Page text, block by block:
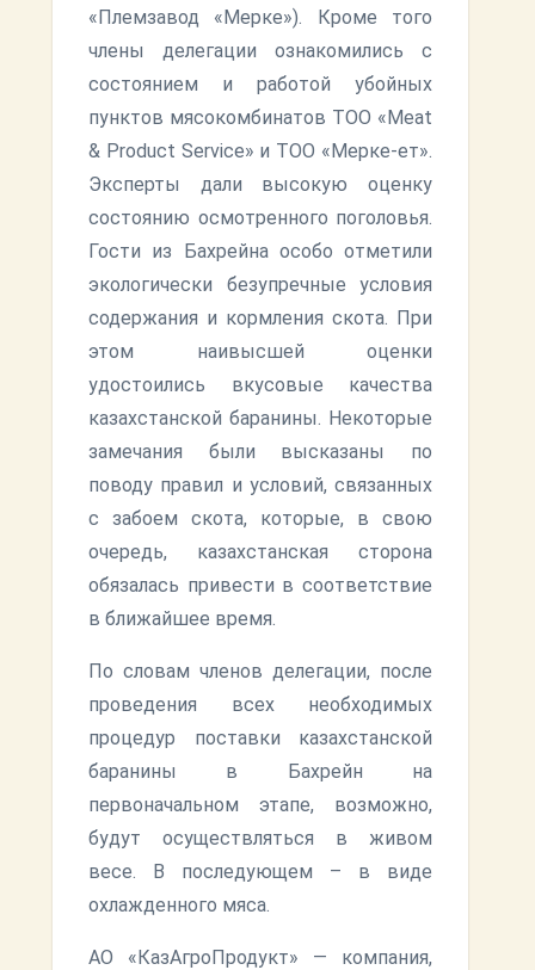
«Племзавод «Мерке»). Кроме того
члены делегации ознакомились с
состоянием и работой убойных
пунктов мясокомбинатов ТОО «Мeat
& Product Service» и ТОО «Мерке-ет».
Эксперты дали высокую оценку
состоянию осмотренного поголовья.
Гости из Бахрейна особо отметили
экологически безупречные условия
содержания и кормления скота. При
этом наивысшей оценки
удостоились вкусовые качества
казахстанской баранины. Некоторые
замечания были высказаны по
поводу правил и условий, связанных
с забоем скота, которые, в свою
очередь, казахстанская сторона
обязалась привести в соответствие
в ближайшее время.
По словам членов делегации, после
проведения всех необходимых
процедур поставки казахстанской
баранины в Бахрейн на
первоначальном этапе, возможно,
будут осуществляться в живом
весе. В последующем – в виде
охлажденного мяса.
АО «КазАгроПродукт» — компания,